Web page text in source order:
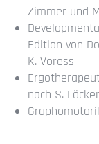
Zimmer und
Edition von
K. Voress
nach S.